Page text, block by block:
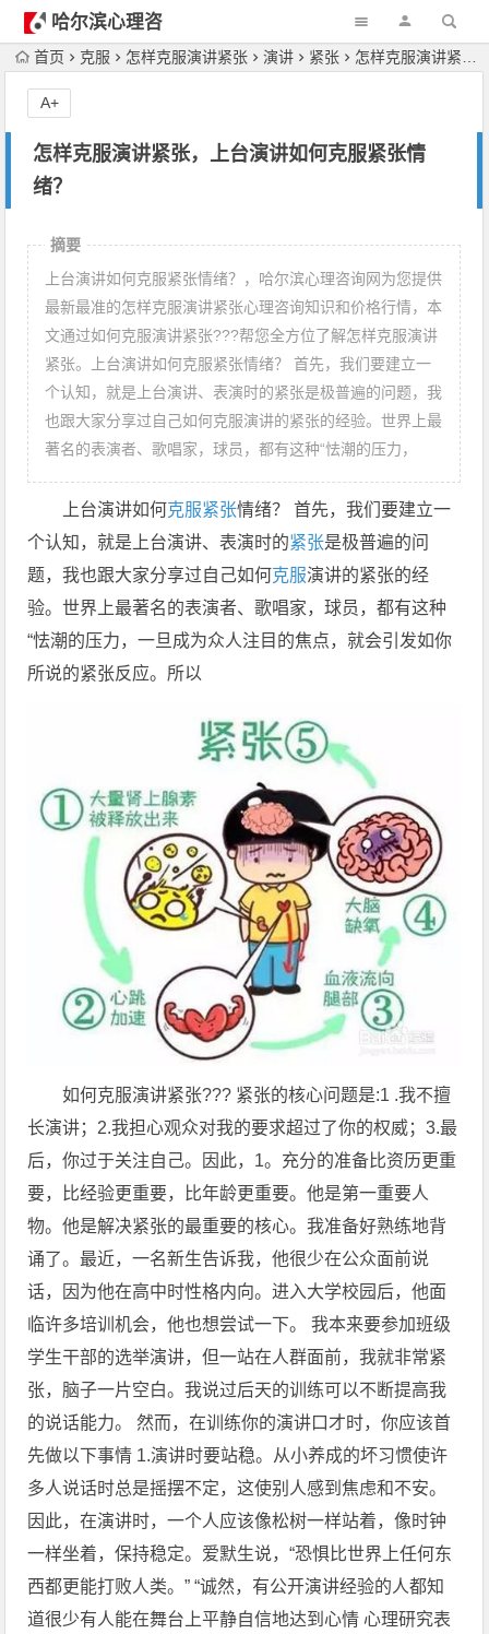
哈尔滨心理咨
询首页 克服 怎样克服演讲紧张 演讲 紧张 怎样克服演讲紧张，上台演讲如何克服紧张情绪？
怎样克服演讲紧张，上台演讲如何克服紧张情
绪？
A+
摘要
上台演讲如何克服紧张情绪？，哈尔滨心理咨询网为您提供
最新最准的怎样克服演讲紧张心理咨询知识和价格行情，本
文通过如何克服演讲紧张???帮您全方位了解怎样克服演讲
紧张。上台演讲如何克服紧张情绪？ 首先，我们要建立一
个认知，就是上台演讲、表演时的紧张是极普遍的问题，我
也跟大家分享过自己如何克服演讲的紧张的经验。世界上最
著名的表演者、歌唱家，球员，都有这种“怯潮的压力，
上台演讲如何克服紧张情绪？ 首先，我们要建立一
个认知，就是上台演讲、表演时的紧张是极普遍的问
题，我也跟大家分享过自己如何克服演讲的紧张的经
验。世界上最著名的表演者、歌唱家，球员，都有这种
“怯潮的压力，一旦成为众人注目的焦点，就会引发如你
所说的紧张反应。所以
如何克服演讲紧张??? 紧张的核心问题是:1 .我不擅
长演讲；2.我担心观众对我的要求超过了你的权威；3.最
后，你过于关注自己。因此，1。充分的准备比资历更重
要，比经验更重要，比年龄更重要。他是第一重要人
物。他是解决紧张的最重要的核心。我准备好熟练地背
诵了。最近，一名新生告诉我，他很少在公众面前说
话，因为他在高中时性格内向。进入大学校园后，他面
临许多培训机会，他也想尝试一下。 我本来要参加班级
学生干部的选举演讲，但一站在人群面前，我就非常紧
张，脑子一片空白。我说过后天的训练可以不断提高我
的说话能力。 然而，在训练你的演讲口才时，你应该首
先做以下事情 1.演讲时要站稳。从小养成的坏习惯使许
多人说话时总是摇摆不定，这使别人感到焦虑和不安。
因此，在演讲时，一个人应该像松树一样站着，像时钟
一样坐着，保持稳定。爱默生说，“恐惧比世界上任何东
西都更能打败人类。” “诚然，有公开演讲经验的人都知
道很少有人能在舞台上平静自信地达到心情 心理研究表